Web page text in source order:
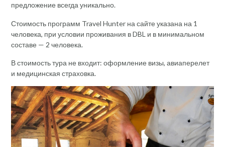
предложение всегда уникально.
Стоимость программ Travel Hunter на сайте указана на 1
человека, при условии проживания в DBL и в минимальном
составе — 2 человека.
В стоимость тура не входит: оформление визы, авиаперелет
и медицинская страховка.